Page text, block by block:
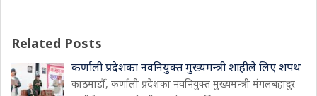
Related Posts
कर्णाली प्रदेशका नवनियुक्त मुख्यमन्त्री शाहीले लिए शपथ
काठमाडौँ, कर्णाली प्रदेशका नवनियुक्त मुख्यमन्त्री मंगलबहादुर